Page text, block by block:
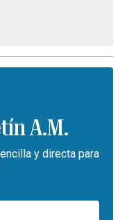
A.M.
y directa para